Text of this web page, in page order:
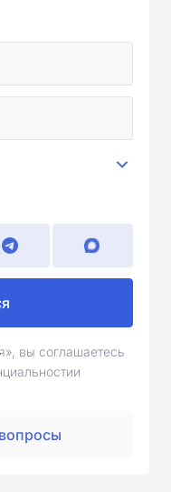
вы соглашаетесь